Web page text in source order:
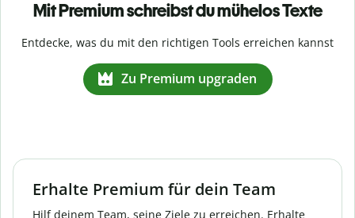
Mit Premium schreibst du mühelos Texte
Entdecke, was du mit den richtigen Tools erreichen kannst
Zu Premium upgraden
Erhalte Premium für dein Team
Hilf deinem Team, seine Ziele zu erreichen. Erhalte